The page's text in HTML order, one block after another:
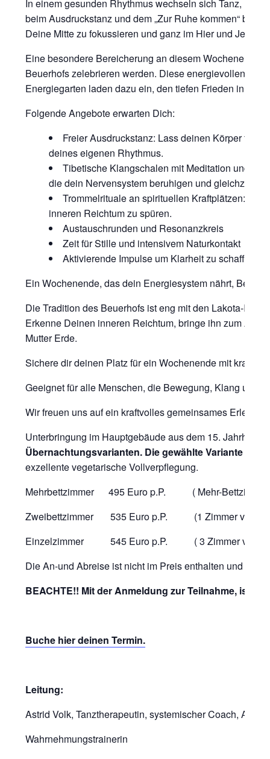
In einem gesunden Rhythmus wechseln sich Tanz,
beim Ausdruckstanz und dem „Zur Ruhe kommen“ bei
Deine Mitte zu fokussieren und ganz im Hier und Jetzt
Eine besondere Bereicherung an diesem Wochenende
Beuerhofs zelebrieren werden. Diese energievollen
Energiegarten laden dazu ein, den tiefen Frieden in Dir
Folgende Angebote erwarten Dich:
Freier Ausdruckstanz: Lass deinen Körper frei
deines eigenen Rhythmus.
Tibetische Klangschalen mit Meditation und
die dein Nervensystem beruhigen und gleichzeitig
Trommelrituale an spirituellen Kraftplätzen:
inneren Reichtum zu spüren.
Austauschrunden und Resonanzkreis
Zeit für Stille und intensivem Naturkontakt
Aktivierende Impulse um Klarheit zu schaffen
Ein Wochenende, das dein Energiesystem nährt,
Die Tradition des Beuerhofs ist eng mit den Lakota-
Erkenne Deinen inneren Reichtum, bringe ihn zum
Mutter Erde.
Sichere dir deinen Platz für ein Wochenende mit
Geeignet für alle Menschen, die Bewegung, Klang und
Wir freuen uns auf ein kraftvolles gemeinsames Erlebnis.
Unterbringung im Hauptgebäude aus dem 15.
Übernachtungsvarianten. Die gewählte Variante
exzellente vegetarische Vollverpflegung.
Mehrbettzimmer 495 Euro p.P. ( Mehr-Bettzimmer
Zweibettzimmer 535 Euro p.P. (1 Zimmer
Einzelzimmer 545 Euro p.P. ( 3 Zimmer
Die An-und Abreise ist nicht im Preis enthalten und
BEACHTE!! Mit der Anmeldung zur Teilnahme, ist
Buche hier deinen Termin.
Leitung:
Astrid Volk, Tanztherapeutin, systemischer Coach,
Wahrnehmungstrainerin